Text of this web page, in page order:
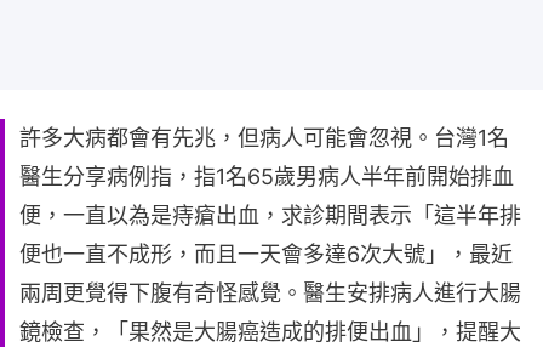
許多大病都會有先兆，但病人可能會忽視。台灣1名
醫生分享病例指，指1名65歲男病人半年前開始排血
便，一直以為是痔瘡出血，求診期間表示「這半年排
便也一直不成形，而且一天會多達6次大號」，最近
兩周更覺得下腹有奇怪感覺。醫生安排病人進行大腸
鏡檢查，「果然是大腸癌造成的排便出血」，提醒大